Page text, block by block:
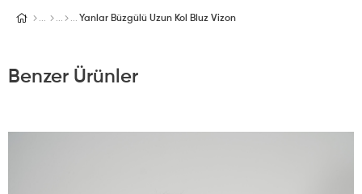
Yanlar Büzgülü Uzun Kol Bluz Vizon
Benzer Ürünler